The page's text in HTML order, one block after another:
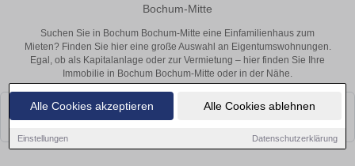
Alle Cookies akzeptieren Alle Cookies ablehnen
Einstellungen Datenschutzerklärung
Bochum-Mitte
Suchen Sie in Bochum Bochum-Mitte eine Einfamilienhaus zum
Mieten? Finden Sie hier eine große Auswahl an Eigentumswohnungen.
Egal, ob als Kapitalanlage oder zur Vermietung – hier finden Sie Ihre
Immobilie in Bochum Bochum-Mitte oder in der Nähe.
Leider konnten wir derzeit keine passenden Objekte finden. Schauen Sie
bald wieder vorbei!